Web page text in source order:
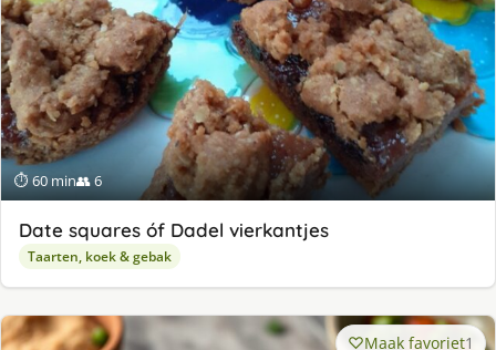
⏱ 60 min👥 6
Date squares óf Dadel vierkantjes
Taarten, koek & gebak
Maak favoriet1